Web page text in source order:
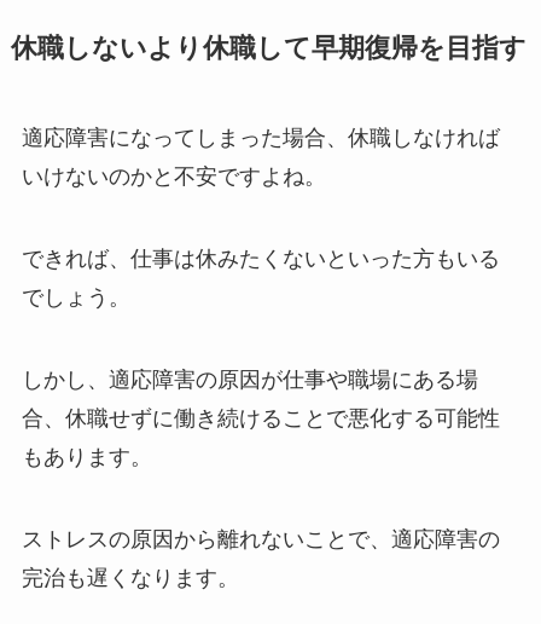
休職しないより休職して早期復帰を目指す
適応障害になってしまった場合、休職しなければ
いけないのかと不安ですよね。
できれば、仕事は休みたくないといった方もいる
でしょう。
しかし、適応障害の原因が仕事や職場にある場
合、休職せずに働き続けることで悪化する可能性
もあります。
ストレスの原因から離れないことで、適応障害の
完治も遅くなります。